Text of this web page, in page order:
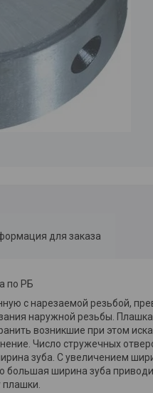
для заказа
по РБ
с нарезаемой резьбой,
наружной резьбы.
возникшие при этом
Число стружечных
зуба. С увеличением
большая ширина зуба